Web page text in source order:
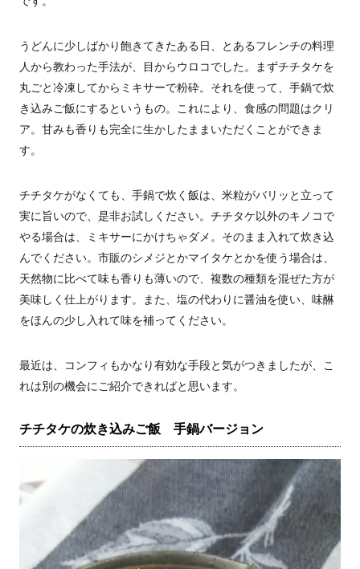
うどんに少しばかり飽きてきたある日、とあるフレンチの料理
人から教わった手法が、目からウロコでした。まずチチタケを
丸ごと冷凍してからミキサーで粉砕。それを使って、手鍋で炊
き込みご飯にするというもの。これにより、食感の問題はクリ
ア。甘みも香りも完全に生かしたままいただくことができま
す。
チチタケがなくても、手鍋で炊く飯は、米粒がバリッと立って
実に旨いので、是非お試しください。チチタケ以外のキノコで
やる場合は、ミキサーにかけちゃダメ。そのまま入れて炊き込
んでください。市販のシメジとかマイタケとかを使う場合は、
天然物に比べて味も香りも薄いので、複数の種類を混ぜた方が
美味しく仕上がります。また、塩の代わりに醤油を使い、味醂
をほんの少し入れて味を補ってください。
最近は、コンフィもかなり有効な手段と気がつきましたが、こ
れは別の機会にご紹介できればと思います。
チチタケの炊き込みご飯 手鍋バージョン